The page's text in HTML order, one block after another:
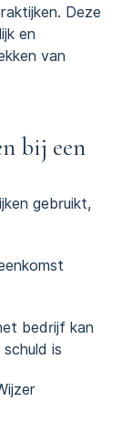
Deze
en
van
bij een
gebruikt,
bedrijf kan
is